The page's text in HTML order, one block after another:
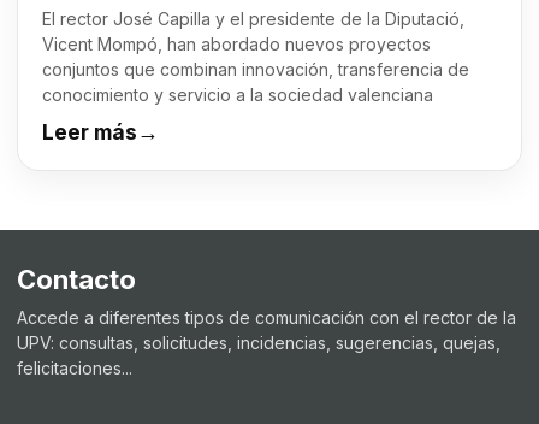
El rector José Capilla y el presidente de la Diputació,
Vicent Mompó, han abordado nuevos proyectos
conjuntos que combinan innovación, transferencia de
conocimiento y servicio a la sociedad valenciana
Leer más→
Contacto
Accede a diferentes tipos de comunicación con el rector de la
UPV: consultas, solicitudes, incidencias, sugerencias, quejas,
felicitaciones...